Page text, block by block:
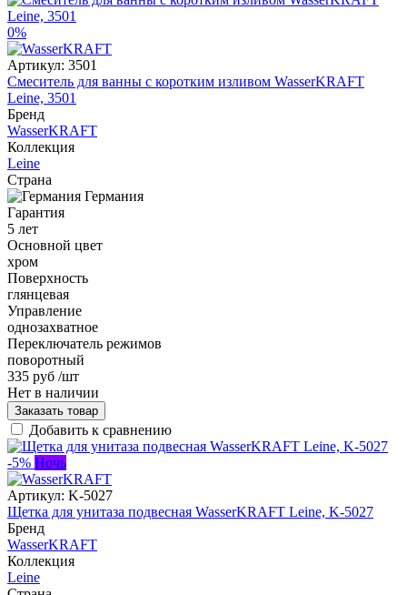
0%
Артикул: 3501
Смеситель для ванны с коротким изливом WasserKRAFT
Leine, 3501
Бренд
WasserKRAFT
Коллекция
Leine
Страна
Германия
Гарантия
5 лет
Основной цвет
хром
Поверхность
глянцевая
Управление
однозахватное
Переключатель режимов
поворотный
335 руб /шт
Нет в наличии
Заказать товар
Добавить к сравнению
-5% Ночь
Артикул: K-5027
Щетка для унитаза подвесная WasserKRAFT Leine, K-5027
Бренд
WasserKRAFT
Коллекция
Leine